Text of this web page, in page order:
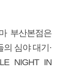
부산본점은
심야 대기·
NIGHT IN